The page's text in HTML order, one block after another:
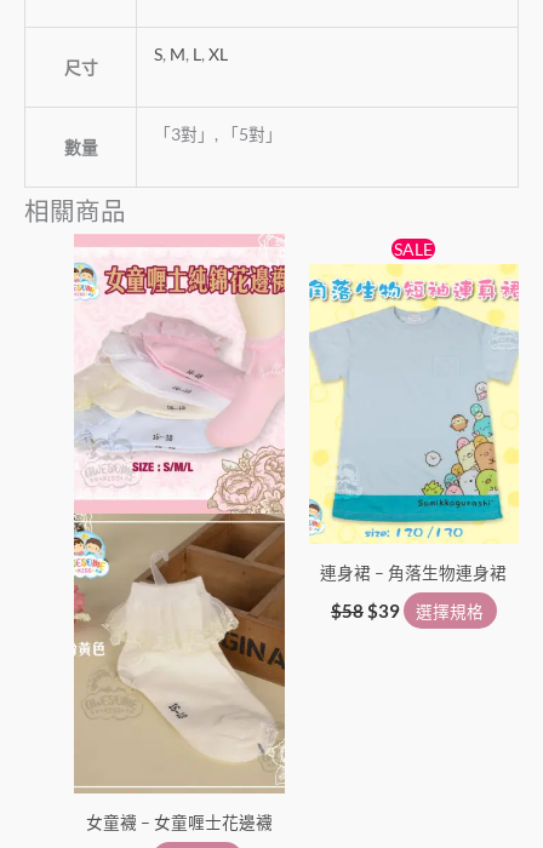
尺寸
S, M, L , XL
數量
「3對」, 「5對」
相關商品
女童襪 – 女童喱士花邊襪
此
產
有
多
款
式。
可
在
產
品
頁
面
選
擇
項
SALE
連身裙 – 角落生物連身裙
$58
始
價
格：
$58。
$39
目
前
價
格：
$39。
選擇規格
產
品
有
多
款
式。
可
在
產
品
頁